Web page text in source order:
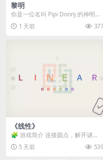
黎明
你是一位名叫 Pipi Donnj 的神明。
你的任务是保护一群白色小人。 点
击...1 天前
《线性》
🧩 游戏简介 连接圆点，解开谜
题。 ⚠️ 重要提示 所有关卡均可通
关，请确保使用...
5 天前 539